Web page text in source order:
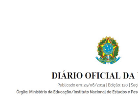
crianças de zero a 3 anos e 11 meses;
Municipais de Educação Infantil, que
a 5 anos e 11 meses; – CEMEI -
Educação Infantil, que recebe crianças